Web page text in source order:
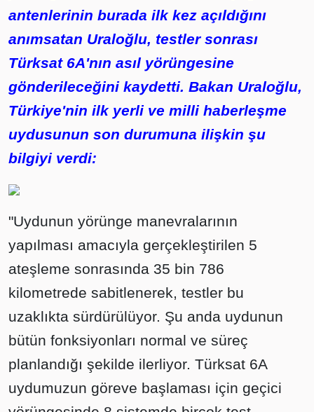
antenlerinin burada ilk kez açıldığını
anımsatan Uraloğlu, testler sonrası
Türksat 6A'nın asıl yörüngesine
gönderileceğini kaydetti. Bakan Uraloğlu,
Türkiye'nin ilk yerli ve milli haberleşme
uydusunun son durumuna ilişkin şu
bilgiyi verdi:
"Uydunun yörünge manevralarının
yapılması amacıyla gerçekleştirilen 5
ateşleme sonrasında 35 bin 786
kilometrede sabitlenerek, testler bu
uzaklıkta sürdürülüyor. Şu anda uydunun
bütün fonksiyonları normal ve süreç
planlandığı şekilde ilerliyor. Türksat 6A
uydumuzun göreve başlaması için geçici